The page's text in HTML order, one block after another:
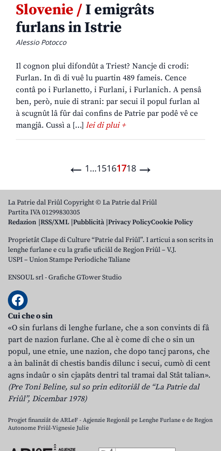
Slovenie /I emigrâts
furlans in Istrie
Alessio Potocco
Il cognon plui difondût a Triest? Nancje di crodi:
Furlan. In dì di vuê lu puartin 489 fameis. Cence
contâ po i Furlanetto, i Furlani, i Furlanich. A pensâ
ben, però, nuie di strani: par secui il popul furlan al
à scugnût lâ fûr dai confins de Patrie par podê vê ce
mangjâ. Cussì a […] lei di plui +
← 1…15161718 →
La Patrie dal Friûl Copyright © La Patrie dal Friûl
Partita IVA 01299830305
Redazion RSS/XML Pubblicità Privacy PolicyCookie Policy
Proprietât Clape di Culture “Patrie dal Friûl”. I articui a son scrits in
lenghe furlane e cu la grafie uficiâl de Regjon Friûl – V.J.
USPI – Union Stampe Periodiche Taliane
ENSOUL srl-Grafiche GTower Studio
Cui che o sin
«O sin furlans di lenghe furlane, che a son convints di fâ
part de nazion furlane. Che al è come dî che o sin un
popul, une etnie, une nazion, che dopo tancj parons, che
a àn balinât di chestis bandis dilunc i secui, cumò di cent
agns indaûr o sin cjapâts dentri tal tramai dal Stât talian».
(Pre Toni Beline, sul so prin editoriâl de “La Patrie dal
Friûl”, Dicembar 1978)
Progjet finanziât de ARLeF - Agjenzie Regjonâl pe Lenghe Furlane e de Regjon
Autonome Friûl-Vignesie Julie